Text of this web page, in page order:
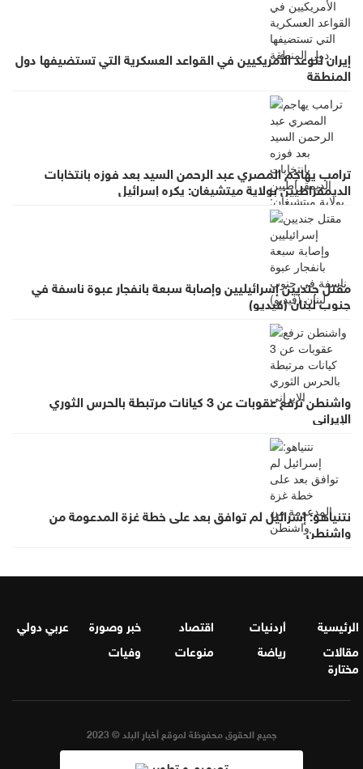
إيران تتوعد الأمريكيين في القواعد العسكرية التي تستضيفها دول
المنطقة
ترامب يهاجم المصري عبد الرحمن السيد بعد فوزه بانتخابات
الديمقراطيين بولاية ميتشيغان: يكره إسرائيل
مقتل جنديين إسرائيليين وإصابة سبعة بانفجار عبوة ناسفة في
جنوب لبنان (فيديو)
واشنطن ترفع عقوبات عن 3 كيانات مرتبطة بالحرس الثوري
الإيراني
نتنياهو: إسرائيل لم توافق بعد على خطة غزة المدعومة من
واشنطن
الرئيسية أردنيات اقتصاد خبر وصورة
عربي دولي
مقالات
مختارة
رياضة منوعات وفيات
جميع الحقوق محفوظة لموقع أخبار البلد © 2023